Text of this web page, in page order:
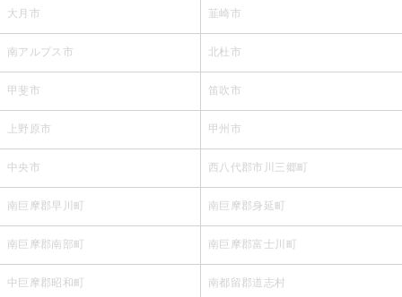
大月市 韮崎市
南アルプス市 北杜市
甲斐市 笛吹市
上野原市 甲州市
中央市 西八代郡市川三郷町
南巨摩郡早川町 南巨摩郡身延町
南巨摩郡南部町 南巨摩郡富士川町
中巨摩郡昭和町 南都留郡道志村